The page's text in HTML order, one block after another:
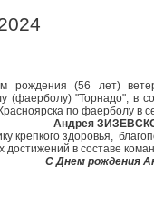
рождения (56 лет)
(фаерболу) "Торнадо", в
по фаерболу в
Андрея
крепкого здоровья,
достижений в составе
С Днем рождения